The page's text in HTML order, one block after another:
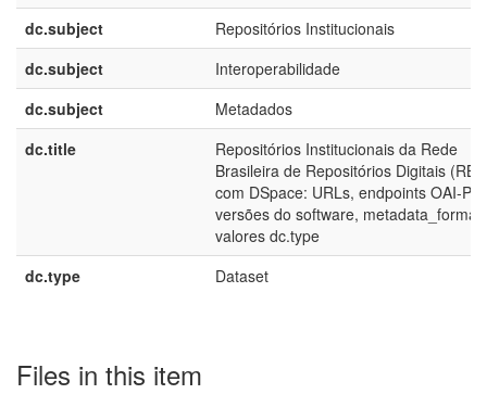
dc.subject
Repositórios Institucionais
dc.subject
Interoperabilidade
dc.subject
Metadados
dc.title
Repositórios Institucionais da Rede
Brasileira de Repositórios Digitais
com DSpace: URLs, endpoints OAI-
versões do software,
valores dc.type
dc.type
Dataset
Files in this item